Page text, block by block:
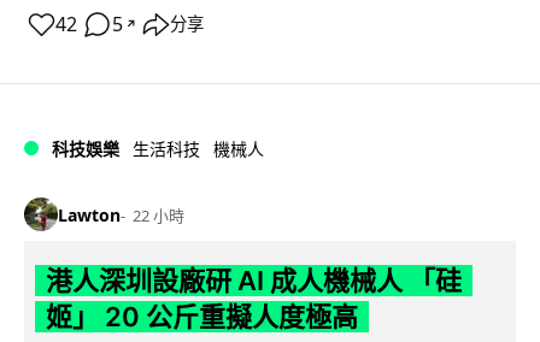
42 5 ↗ 分享
科技娛樂 生活科技 機械人
Lawton 22 小時
港人深圳設廠研 AI 成人機械人 「硅
姬」 20 公斤重擬人度極高